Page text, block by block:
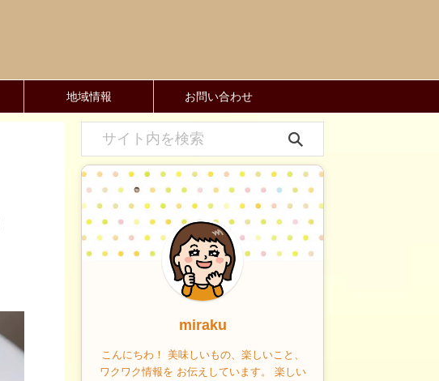
地域情報 お問い合わせ
miraku
こんにちわ！ 美味しいもの、楽しいこと、
ワクワク情報を お伝えしています。 楽しい